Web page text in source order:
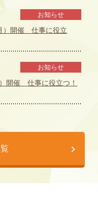
お知らせ
）開催 仕事に役立
お知らせ
開催 仕事に役立つ！
ラム参加者募集